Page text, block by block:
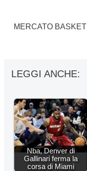
MERCATO BASKET
LEGGI ANCHE:
Nba, Denver di
Gallinari ferma la
corsa di Miami